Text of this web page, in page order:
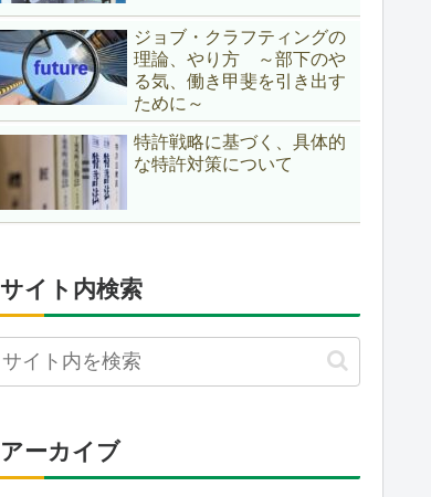
ジョブ・クラフティングの
理論、やり方 ～部下のや
る気、働き甲斐を引き出す
ために～
特許戦略に基づく、具体的
な特許対策について
サイト内検索
アーカイブ